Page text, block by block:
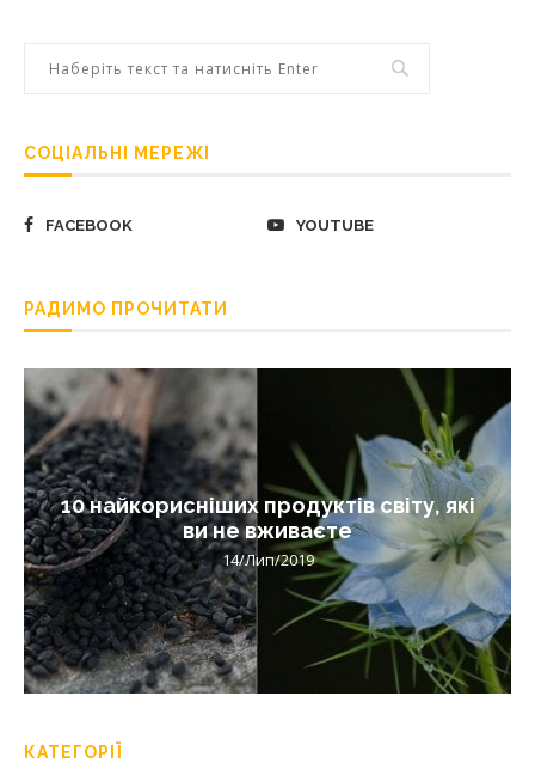
СОЦІАЛЬНІ МЕРЕЖІ
FACEBOOK YOUTUBE
РАДИМО ПРОЧИТАТИ
10 найкорисніших продуктів світу, які
ви не вживаєте
14/Лип/2019
КАТЕГОРІЇ